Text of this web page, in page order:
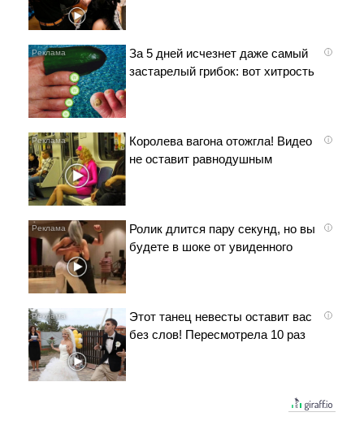
i
За 5 дней исчезнет даже самый
застарелый грибок: вот хитрость
i
Королева вагона отожгла! Видео
не оставит равнодушным
i
Ролик длится пару секунд, но вы
будете в шоке от увиденного
i
Этот танец невесты оставит вас
без слов! Пересмотрела 10 раз